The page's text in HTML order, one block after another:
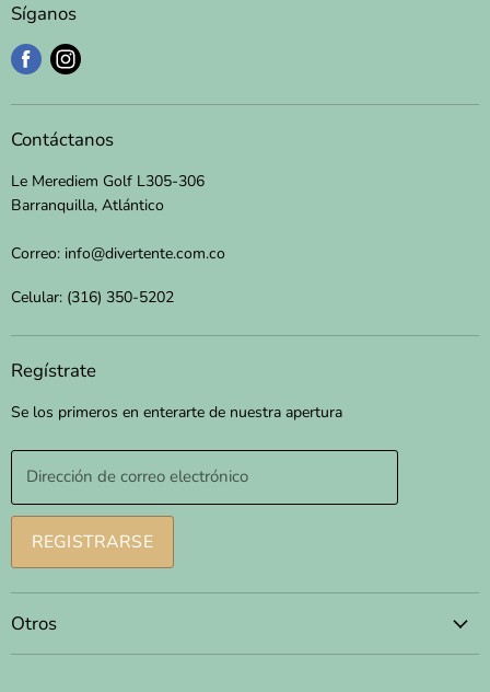
Síganos
Encuéntrenos
Facebook
Encuéntrenos
Instagram
Contáctanos
Le Merediem Golf L305-306
Barranquilla, Atlántico
Correo: info@divertente.com.co
Celular: (316) 350-5202
Regístrate
Se los primeros en enterarte de nuestra apertura
Dirección de correo electrónico
REGISTRARSE
Otros